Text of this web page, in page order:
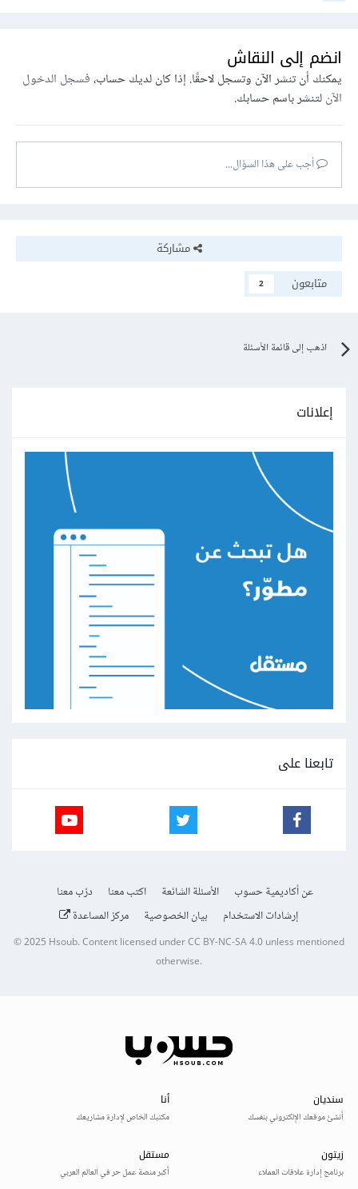
انضم إلى النقاش
يمكنك أن تنشر الآن وتسجل لاحقًا. إذا كان لديك حساب،فسجل الدخول
الآنلتنشر باسم حسابك.
أجب على هذا السؤال...
مشاركة
متابعون
2
اذهب إلى قائمة الأسئلة
إعلانات
تابعنا على
عن أكاديمية حسوب الأسئلة الشائعة اكتب معنا
درّب معنا
إرشادات الاستخدام
بيان الخصوصية مركز المساعدة
© 2025Hsoub.Content licensed underCC BY-NC-SA 4.0unless mentioned
otherwise.